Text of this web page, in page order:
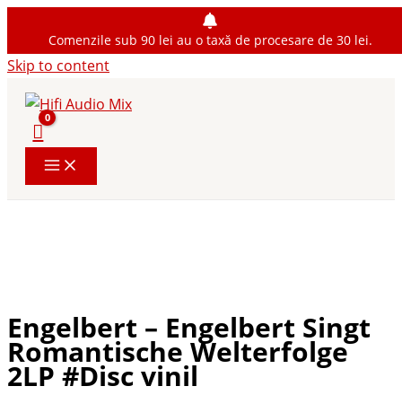
Comenzile sub 90 lei au o taxă de procesare de 30 lei.
Skip to content
Engelbert – Engelbert Singt
Romantische Welterfolge
2LP #Disc vinil